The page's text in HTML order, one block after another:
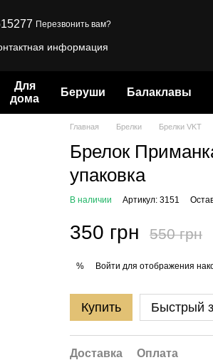
Перезвонить вам?
информация
Для
дома
Беруши Балаклавы
Главная Брелки Брелки VKT
Брелок
упаковка
В наличии Артикул: 3151
350 грн 550 грн
% Войти для отображения
Купить Быстрый
Доставка Оплата